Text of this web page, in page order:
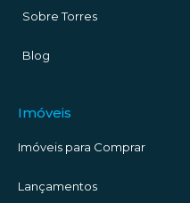
Sobre Torres
Blog
Imóveis
Imóveis para Comprar
Lançamentos